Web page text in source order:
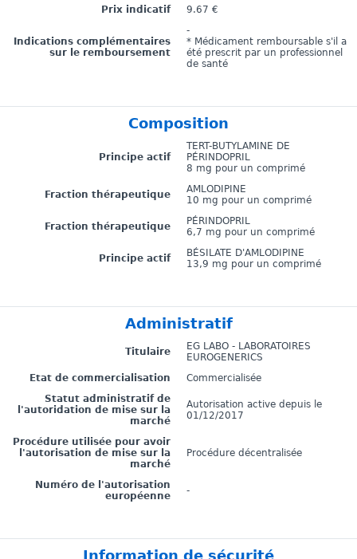
Prix indicatif
9.67 €
Indications complémentaires
sur le remboursement
-
* Médicament remboursable s'il a
été prescrit par un professionnel
de santé
Composition
Principe actif
TERT-BUTYLAMINE DE
PÉRINDOPRIL
8 mg pour un comprimé
Fraction thérapeutique
AMLODIPINE
10 mg pour un comprimé
Fraction thérapeutique
PÉRINDOPRIL
6,7 mg pour un comprimé
Principe actif
BÉSILATE D'AMLODIPINE
13,9 mg pour un comprimé
Administratif
Titulaire
EG LABO - LABORATOIRES
EUROGENERICS
Etat de commercialisation
Commercialisée
Statut administratif de
l'autoridation de mise sur la
marché
Autorisation active depuis le
01/12/2017
Procédure utilisée pour avoir
l'autorisation de mise sur la
marché
Procédure décentralisée
Numéro de l'autorisation
européenne
-
Information de sécurité